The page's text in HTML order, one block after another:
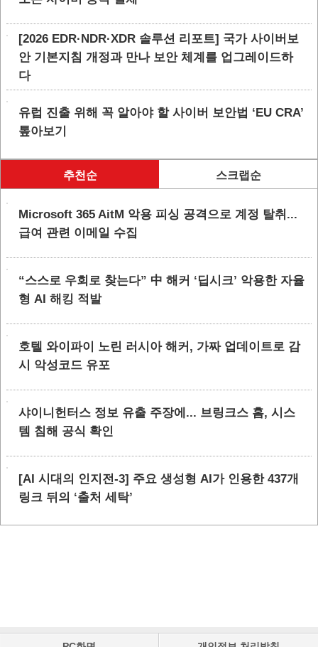
[2026 EDR·NDR·XDR 솔루션 리포트] 국가 사이버보
안 기본지침 개정과 만나 보안 체계를 업그레이드하
다
유럽 진출 위해 꼭 알아야 할 사이버 보안법 ‘EU CRA’
톺아보기
추천순 스크랩순
Microsoft 365 AitM 악용 피싱 공격으로 계정 탈취...
급여 관련 이메일 수집
“스스로 우회로 찾는다” 中 해커 ‘딥시크’ 악용한 자율
형 AI 해킹 적발
호텔 와이파이 노린 러시아 해커, 가짜 업데이트로 감
시 악성코드 유포
샤이니헌터스 정보 유출 주장에... 브링크스 홈, 시스
템 침해 공식 확인
[AI 시대의 인지전-3] 주요 생성형 AI가 인용한 437개
링크 뒤의 ‘출처 세탁’